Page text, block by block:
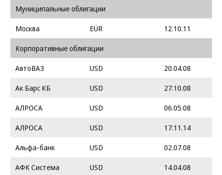
Муниципальные облигации
Москва
EUR
12.10.11
Корпоративные облигации
АвтоВАЗ
USD
20.04.08
Ак Барс КБ
USD
27.10.08
АЛРОСА
USD
06.05.08
АЛРОСА
USD
17.11.14
Альфа-банк
USD
02.07.08
АФК Система
USD
14.04.08